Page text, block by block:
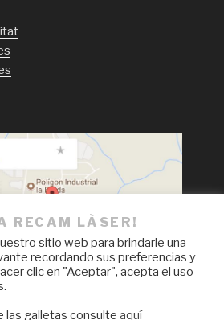
RECAM LÀSER!
sitio web para brindarle una
recordando sus preferencias y
clic en "Aceptar", acepta el uso
las galletas consulte aquí